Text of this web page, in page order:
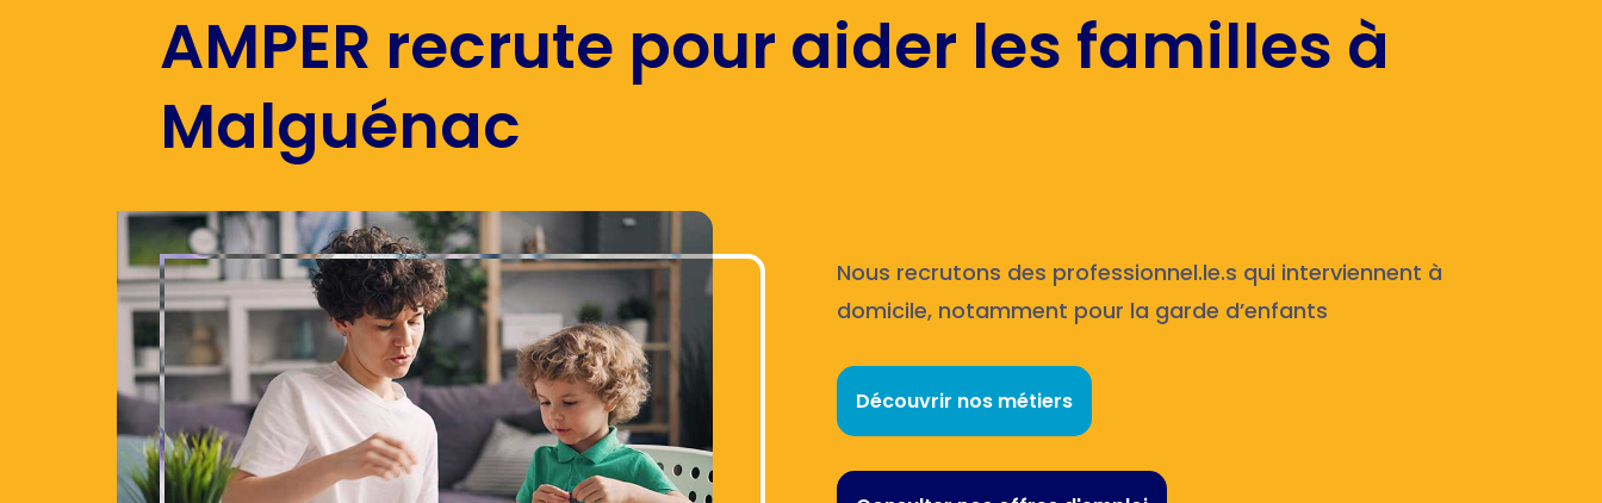
AMPER recrute pour aider les familles à
Malguénac
Nous recrutons des professionnel.le.s qui interviennent à
domicile, notamment pour la garde d’enfants
Découvrir nos métiers